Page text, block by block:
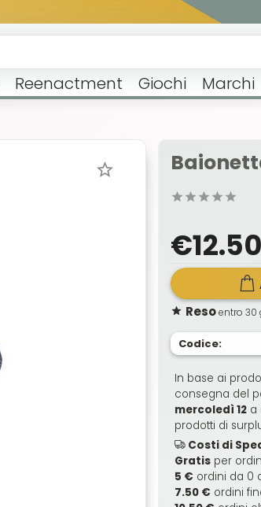
Reenactment Giochi Marchi
€12.50
Resoentro 30
Codice:
In base ai
consegna del
mercoledì 12 a
prodotti di
Costi di
Gratis per
5 € ordini da 0
7.50 € ordini